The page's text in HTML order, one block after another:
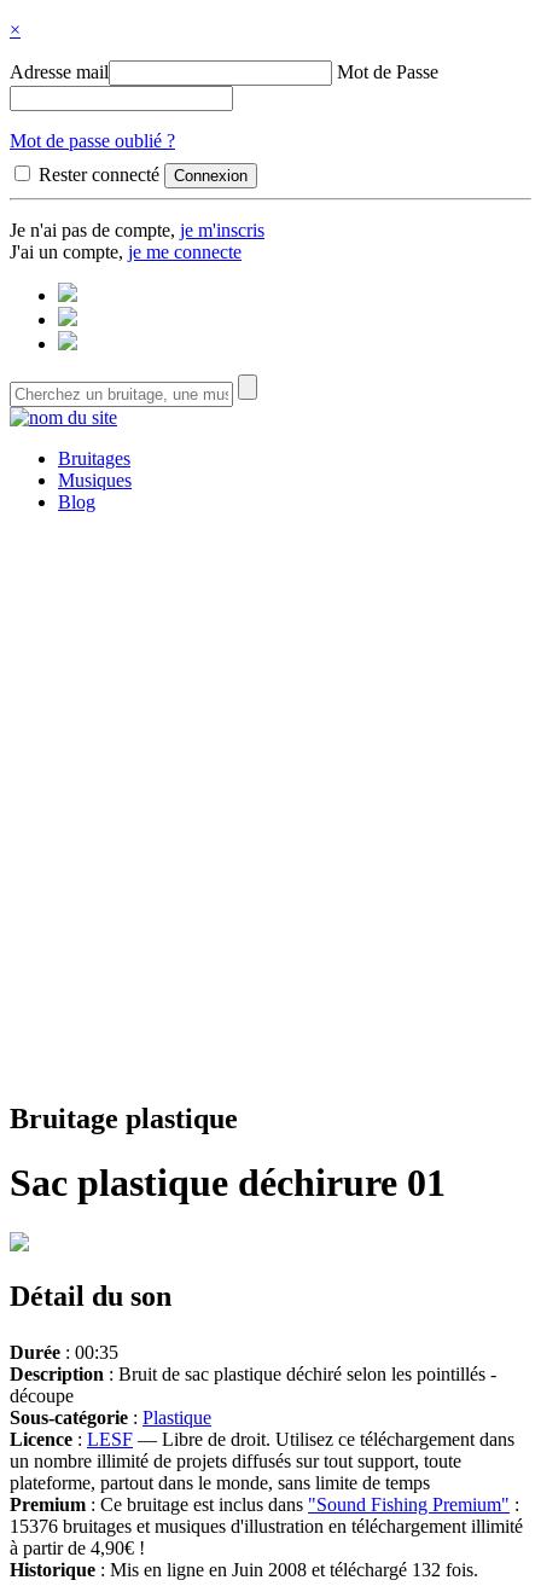
×
Adresse mail Mot de Passe
Mot de passe oublié ?
Rester connecté
Je n'ai pas de compte, je m'inscris
J'ai un compte, je me connecte
Bruitages
Musiques
Blog
Bruitage plastique
Sac plastique déchirure 01
Détail du son
Durée : 00:35
Description : Bruit de sac plastique déchiré selon les pointillés -
découpe
Sous-catégorie : Plastique
Licence : LESF — Libre de droit. Utilisez ce téléchargement dans
un nombre illimité de projets diffusés sur tout support, toute
plateforme, partout dans le monde, sans limite de temps
Premium : Ce bruitage est inclus dans "Sound Fishing Premium" :
15376 bruitages et musiques d'illustration en téléchargement illimité
à partir de 4,90€ !
Historique : Mis en ligne en Juin 2008 et téléchargé 132 fois.